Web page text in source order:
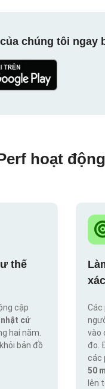
chúng tôi ngay
hoạt
thế
cập
cứ
hai năm.
bản đồ
Các
vào
đo.
các
50
lên